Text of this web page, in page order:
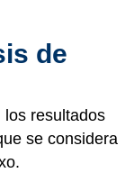
de
los resultados
se considera